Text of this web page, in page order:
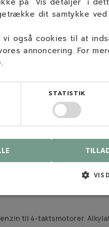
Begge er
og har
skæremaskiner og
iblandet 2 % olie i
benzin.
til 4-taktsmotorer.
dit samtykke
vi også cookies til at
annoncering. For
.
STATISTIK
VIS